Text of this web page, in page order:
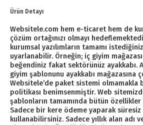
Ürün Detayı
Websitele.com hem e-ticaret hem de
çözüm ortağınızı olmayı
kurumsal yazılımların tamamı
uyarlanabilir. Örneğin; iç giyim mağazası
beğendiniz fakat sektörünüz ayakkabı.
giyim şablonunu ayakkabı mağazasına
Websitele’de paket sistemi
politikası benimsenmiştir. Web
şablonların tamamında bütün özellikler
Sadece bir kere ödeme yaparak
kullanabilirsiniz. Sadece yıllık alan adı